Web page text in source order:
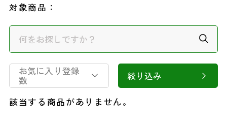
対象商品：
お気に入り登録
数 絞り込み
該当する商品がありません。